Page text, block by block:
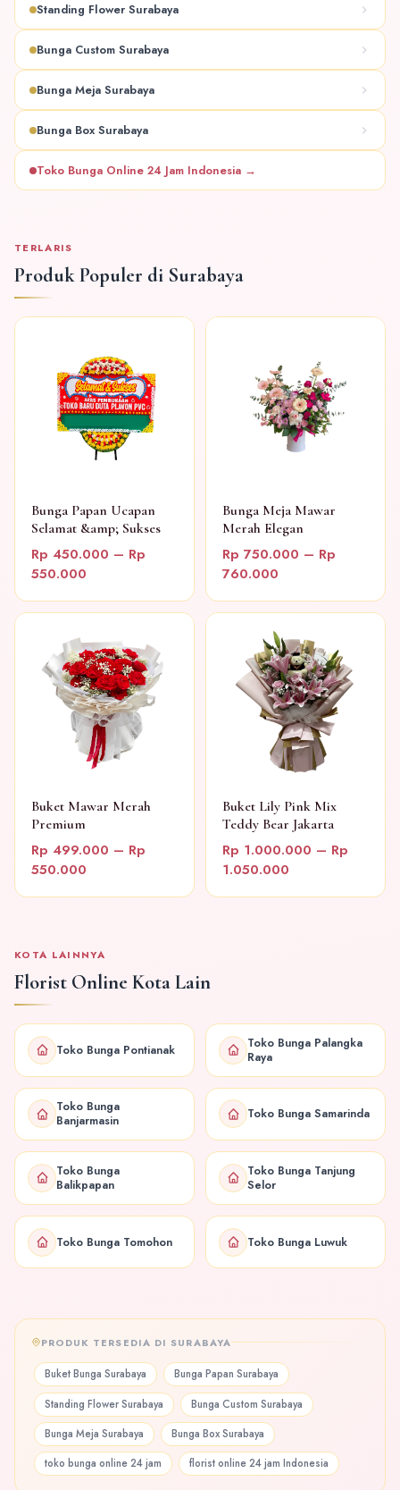
Standing Flower Surabaya
Bunga Custom Surabaya
Bunga Meja Surabaya
Bunga Box Surabaya
Toko Bunga Online 24 Jam Indonesia →
TERLARIS
Produk Populer di Surabaya
Bunga Papan Ucapan
Selamat &amp; Sukses
Rp 450.000 – Rp
550.000
Bunga Meja Mawar
Merah Elegan
Rp 750.000 – Rp
760.000
Buket Mawar Merah
Premium
Rp 499.000 – Rp
550.000
Buket Lily Pink Mix
Teddy Bear Jakarta
Rp 1.000.000 – Rp
1.050.000
KOTA LAINNYA
Florist Online Kota Lain
Toko Bunga Pontianak
Toko Bunga Palangka
Raya
Toko Bunga
Banjarmasin
Toko Bunga Samarinda
Toko Bunga
Balikpapan
Toko Bunga Tanjung
Selor
Toko Bunga Tomohon Toko Bunga Luwuk
PRODUK TERSEDIA DI SURABAYA
Buket Bunga Surabaya Bunga Papan Surabaya
Standing Flower Surabaya Bunga Custom Surabaya
Bunga Meja Surabaya Bunga Box Surabaya
toko bunga online 24 jam florist online 24 jam Indonesia